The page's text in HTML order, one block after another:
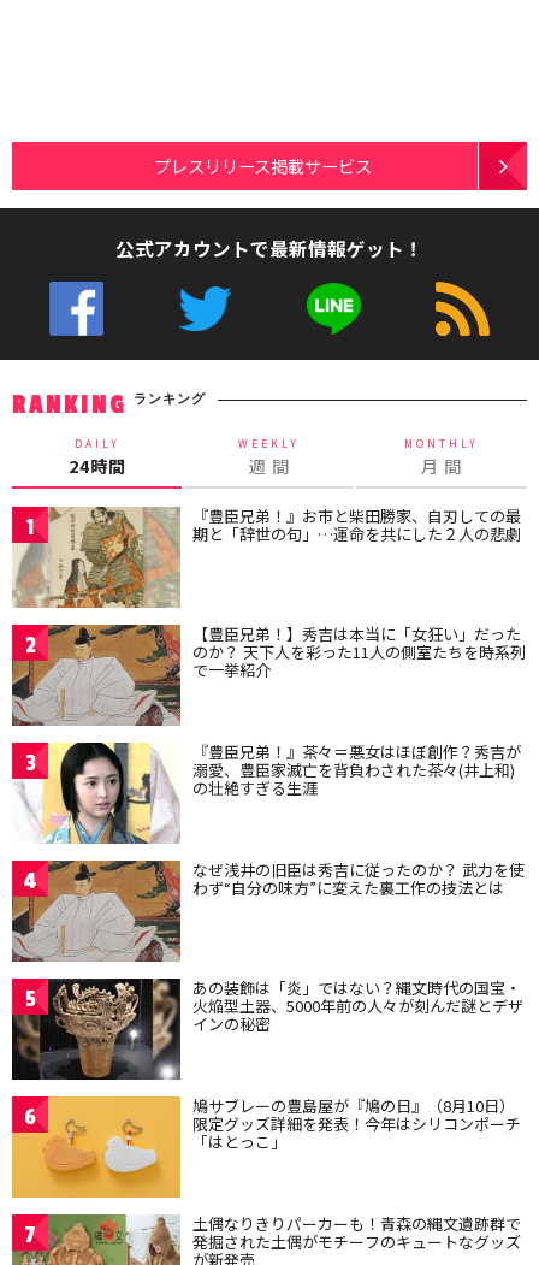
プレスリリース掲載サービス
公式アカウントで最新情報ゲット！
RANKING ランキング
DAILY
24時間
WEEKLY
週 間
MONTHLY
月 間
1 『豊臣兄弟！』お市と柴田勝家、自刃しての最
期と「辞世の句」…運命を共にした２人の悲劇
2 【豊臣兄弟！】秀吉は本当に「女狂い」だった
のか？ 天下人を彩った11人の側室たちを時系列
で一挙紹介
3 『豊臣兄弟！』茶々＝悪女はほぼ創作？秀吉が
溺愛、豊臣家滅亡を背負わされた茶々(井上和)
の壮絶すぎる生涯
4 なぜ浅井の旧臣は秀吉に従ったのか？ 武力を使
わず“自分の味方”に変えた裏工作の技法とは
5 あの装飾は「炎」ではない？縄文時代の国宝・
火焔型土器、5000年前の人々が刻んだ謎とデザ
インの秘密
6 鳩サブレーの豊島屋が『鳩の日』（8月10日）
限定グッズ詳細を発表！今年はシリコンポーチ
「はとっこ」
7 土偶なりきりパーカーも！青森の縄文遺跡群で
発掘された土偶がモチーフのキュートなグッズ
が新発売